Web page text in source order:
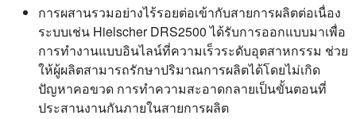
การผสานรวมอย่างไร้รอยต่อเข้ากับสายการผลิตต่อเนื่อง
ระบบเช่น Hielscher DRS2500 ได้รับการออกแบบมาเพื่อ
การทำงานแบบอินไลน์ที่ความเร็วระดับอุตสาหกรรม ช่วย
ให้ผู้ผลิตสามารถรักษาปริมาณการผลิตได้โดยไม่เกิด
ปัญหาคอขวด การทำความสะอาดกลายเป็นขั้นตอนที่
ประสานงานกันภายในสายการผลิต